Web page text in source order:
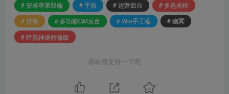
# 安卓苹果双端
# 手游 # 运营后台
# 多色光柱
# 传奇
# 多功能GM后台 # Win手工端
# 幽冥
# 暗黑神途精修版
喜欢就支持一下吧